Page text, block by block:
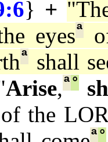
} +
eyesª
ª
shall
Arise,ª°
of the
ª°